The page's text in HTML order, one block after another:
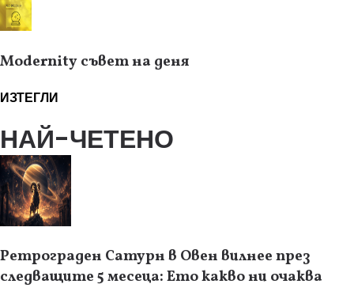
Modernity съвет на деня
ИЗТЕГЛИ
НАЙ-ЧЕТЕНО
Ретрограден Сатурн в Овен вилнее през
следващите 5 месеца: Ето какво ни очаква